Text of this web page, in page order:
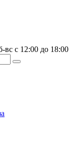
вс с 12:00 до 18:00